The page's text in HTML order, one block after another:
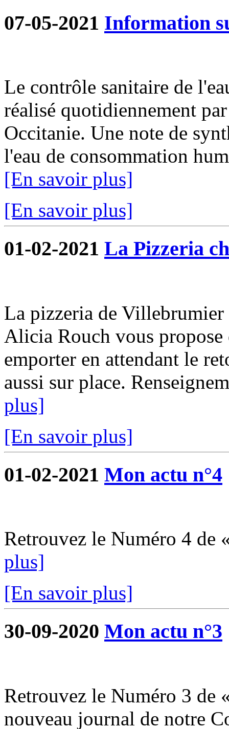
07-05-2021 Information
Le contrôle sanitaire de
réalisé quotidiennement
Occitanie. Une note de
l'eau de consommation
[En savoir plus]
[En savoir plus]
01-02-2021 La Pizzeria
La pizzeria de
Alicia Rouch vous propose
emporter en attendant le
aussi sur place.
plus]
[En savoir plus]
01-02-2021 Mon actu n°4
Retrouvez le Numéro 4 de
plus]
[En savoir plus]
30-09-2020 Mon actu n°3
Retrouvez le Numéro 3 de
nouveau journal de notre